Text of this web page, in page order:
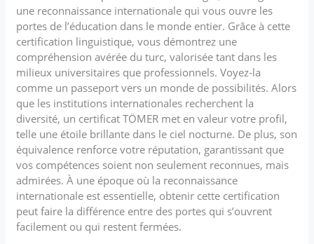
une reconnaissance internationale qui vous ouvre les
portes de l’éducation dans le monde entier. Grâce à cette
certification linguistique, vous démontrez une
compréhension avérée du turc, valorisée tant dans les
milieux universitaires que professionnels. Voyez-la
comme un passeport vers un monde de possibilités. Alors
que les institutions internationales recherchent la
diversité, un certificat TÖMER met en valeur votre profil,
telle une étoile brillante dans le ciel nocturne. De plus, son
équivalence renforce votre réputation, garantissant que
vos compétences soient non seulement reconnues, mais
admirées. À une époque où la reconnaissance
internationale est essentielle, obtenir cette certification
peut faire la différence entre des portes qui s’ouvrent
facilement ou qui restent fermées.